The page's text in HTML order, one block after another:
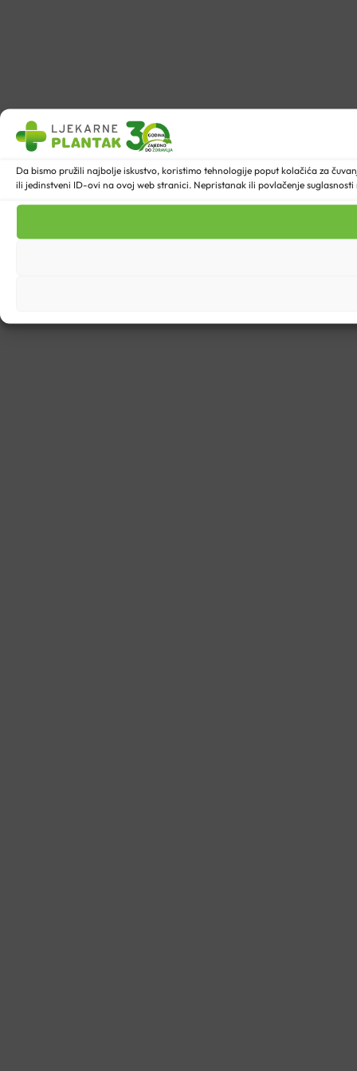
Da bismo pružili najbolje iskustvo, koristimo tehnologije poput kolačića za
ili jedinstveni ID-ovi na ovoj web stranici. Nepristanak ili povlačenje